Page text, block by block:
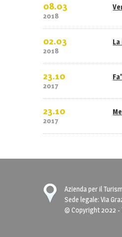
08.03
2018
02.03
2018
23.10
2017
23.10
2017
Azienda per il
Sede legale: Via
© Copyright 2022